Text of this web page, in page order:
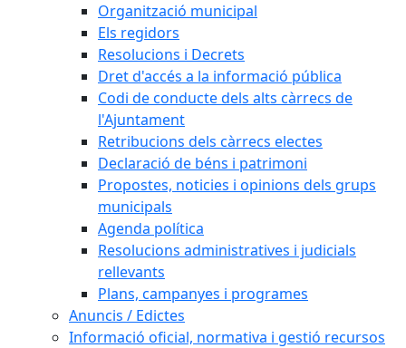
Organització municipal
Els regidors
Resolucions i Decrets
Dret d'accés a la informació pública
Codi de conducte dels alts càrrecs de
l'Ajuntament
Retribucions dels càrrecs electes
Declaració de béns i patrimoni
Propostes, noticies i opinions dels grups
municipals
Agenda política
Resolucions administratives i judicials
rellevants
Plans, campanyes i programes
Anuncis / Edictes
Informació oficial, normativa i gestió recursos